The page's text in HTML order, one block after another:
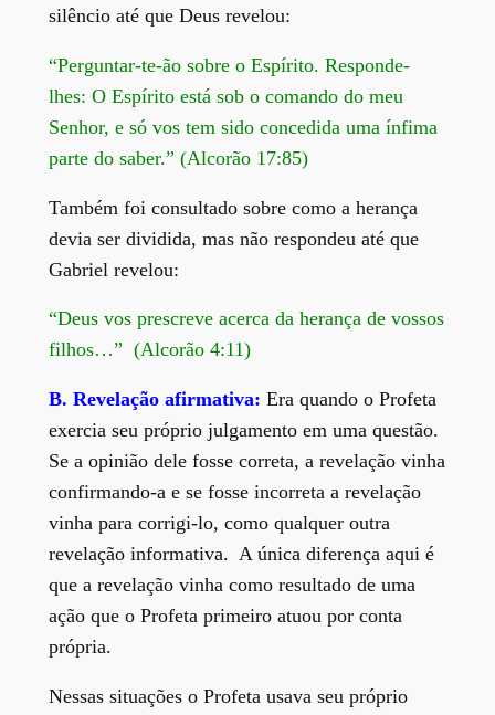
silêncio até que Deus revelou:
“Perguntar-te-ão sobre o Espírito. Responde-
lhes: O Espírito está sob o comando do meu
Senhor, e só vos tem sido concedida uma ínfima
parte do saber.” (Alcorão 17:85)
Também foi consultado sobre como a herança
devia ser dividida, mas não respondeu até que
Gabriel revelou:
“Deus vos prescreve acerca da herança de vossos
filhos…” (Alcorão 4:11)
B. Revelação afirmativa: Era quando o Profeta
exercia seu próprio julgamento em uma questão.
Se a opinião dele fosse correta, a revelação vinha
confirmando-a e se fosse incorreta a revelação
vinha para corrigi-lo, como qualquer outra
revelação informativa. A única diferença aqui é
que a revelação vinha como resultado de uma
ação que o Profeta primeiro atuou por conta
própria.
Nessas situações o Profeta usava seu próprio